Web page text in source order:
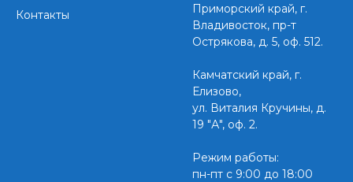
Контакты
Приморский край, г.
Владивосток, пр-т
Острякова, д. 5, оф. 512.
Камчатский край, г.
Елизово,
ул. Виталия Кручины, д.
19 "А", оф. 2.
Режим работы:
пн-пт с 9:00 до 18:00